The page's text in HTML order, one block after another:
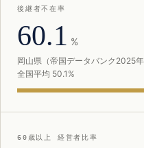
後継者不在率
60.1 %
岡山県（帝国データバンク2025年
全国平均 50.1%
60歳以上 経営者比率